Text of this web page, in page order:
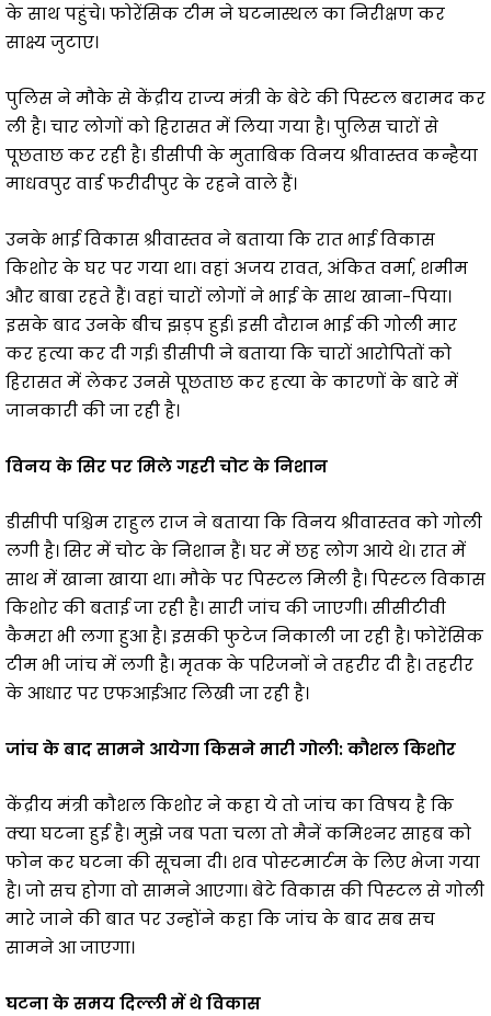
के साथ पहुंचे। फोरेंसिक टीम ने घटनास्थल का निरीक्षण कर
साक्ष्य जुटाए।
पुलिस ने मौके से केंद्रीय राज्य मंत्री के बेटे की पिस्टल बरामद कर
ली है। चार लोगों को हिरासत में लिया गया है। पुलिस चारों से
पूछताछ कर रही है। डीसीपी के मुताबिक विनय श्रीवास्तव कन्हैया
माधवपुर वार्ड फरीदीपुर के रहने वाले हैं।
उनके भाई विकास श्रीवास्तव ने बताया कि रात भाई विकास
किशोर के घर पर गया था। वहां अजय रावत, अंकित वर्मा, शमीम
और बाबा रहते हैं। वहां चारों लोगों ने भाई के साथ खाना-पिया।
इसके बाद उनके बीच झड़प हुई। इसी दौरान भाई की गोली मार
कर हत्या कर दी गई। डीसीपी ने बताया कि चारों आरोपितों को
हिरासत में लेकर उनसे पूछताछ कर हत्या के कारणों के बारे में
जानकारी की जा रही है।
विनय के सिर पर मिले गहरी चोट के निशान
डीसीपी पश्चिम राहुल राज ने बताया कि विनय श्रीवास्‍तव को गोली
लगी है। सिर में चोट के निशान हैं। घर में छह लोग आये थे। रात में
साथ में खाना खाया था। मौके पर पिस्‍टल मिली है। पिस्‍टल विकास
किशोर की बताई जा रही है। सारी जांच की जाएगी। सीसीटीवी
कैमरा भी लगा हुआ है। इसकी फुटेज निकाली जा रही है। फोरेंसिक
टीम भी जांच में लगी है। मृतक के परिजनों ने तहरीर दी है। तहरीर
के आधार पर एफआईआर लिखी जा रही है।
जांच के बाद सामने आयेगा किसने मारी गोली: कौशल किशोर
केंद्रीय मंत्री कौशल किशोर ने कहा ये तो जांच का विषय है कि
क्‍या घटना हुई है। मुझे जब पता चला तो मैनें कमिश्‍नर साहब को
फोन कर घटना की सूचना दी। शव पोस्‍टमार्टम के लिए भेजा गया
है। जो सच होगा वो सामने आएगा। बेटे विकास की पिस्‍टल से गोली
मारे जाने की बात पर उन्‍होंने कहा कि जांच के बाद सब सच
सामने आ जाएगा।
घटना के समय दिल्ली में थे विकास